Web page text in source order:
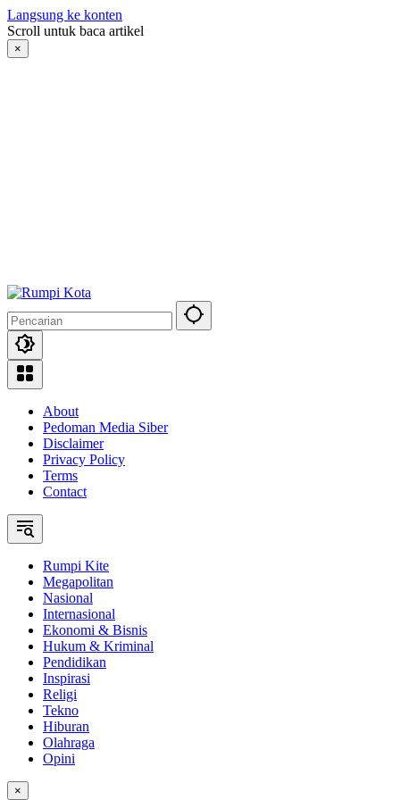
Langsung ke konten
Scroll untuk baca artikel
×
About
Pedoman Media Siber
Disclaimer
Privacy Policy
Terms
Contact
Rumpi Kite
Megapolitan
Nasional
Internasional
Ekonomi & Bisnis
Hukum & Kriminal
Pendidikan
Inspirasi
Religi
Tekno
Hiburan
Olahraga
Opini
×